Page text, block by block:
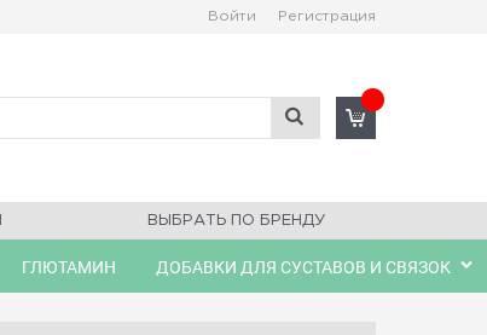
Войти Регистрация
ВЫБРАТЬ ПО БРЕНДУ
ГЛЮТАМИН ДОБАВКИ ДЛЯ СУСТАВОВ И СВЯЗОК